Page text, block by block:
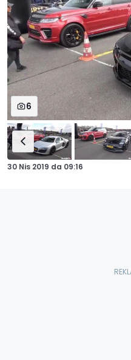
6
30 Nis 2019 da 09:16